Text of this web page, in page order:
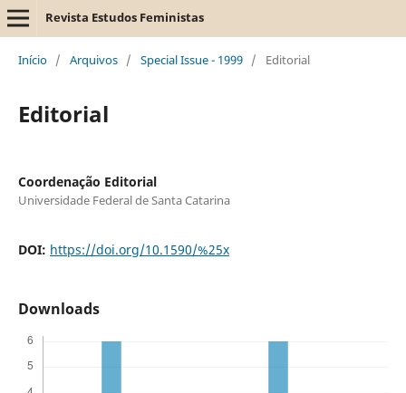
Revista Estudos Feministas
Início / Arquivos / Special Issue - 1999 / Editorial
Editorial
Coordenação Editorial
Universidade Federal de Santa Catarina
DOI: https://doi.org/10.1590/%25x
Downloads